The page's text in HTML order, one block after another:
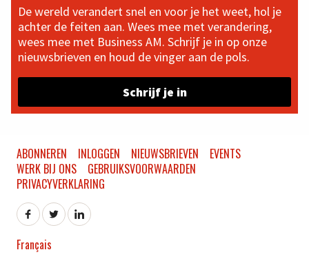
De wereld verandert snel en voor je het weet, hol je
achter de feiten aan. Wees mee met verandering,
wees mee met Business AM. Schrijf je in op onze
nieuwsbrieven en houd de vinger aan de pols.
Schrijf je in
ABONNEREN INLOGGEN NIEUWSBRIEVEN
EVENTS
WERK BIJ ONS
GEBRUIKSVOORWAARDEN
PRIVACYVERKLARING
Français